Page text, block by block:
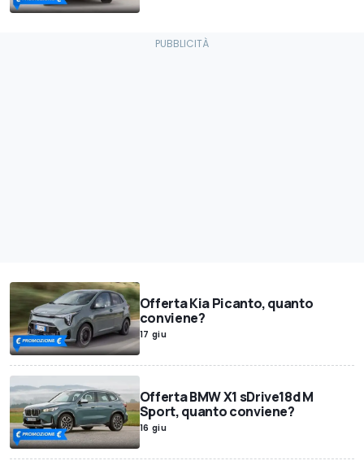
Offerta Kia Picanto, quanto
conviene?
17 giu
Offerta BMW X1 sDrive18d M
Sport, quanto conviene?
16 giu